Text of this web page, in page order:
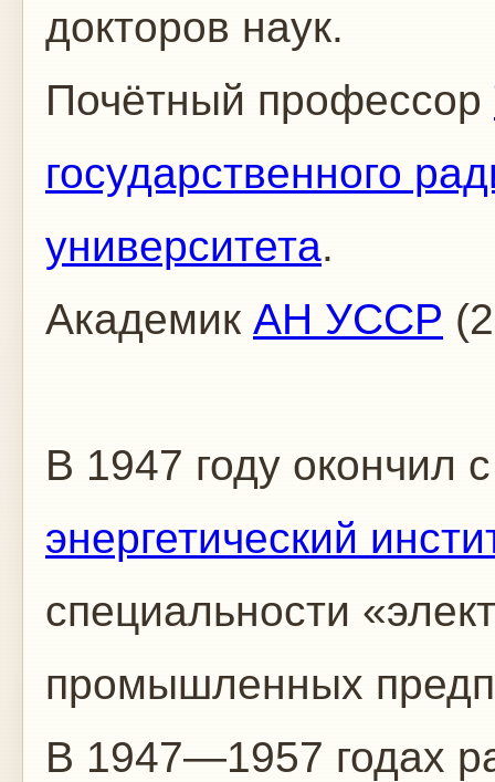
докторов наук.
Почётный профессор
государственного
университета.
Академик АН УССР
В 1947 году окончил
энергетический
специальности
промышленных
В 1947—1957 годах